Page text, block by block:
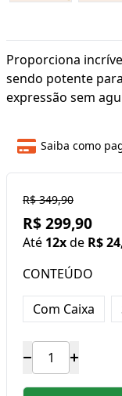
Proporciona
sendo potente
expressão sem
Saiba como
R$ 349,90
R$ 299,90
Até 12xde R$
CONTEÚDO
Com Caixa